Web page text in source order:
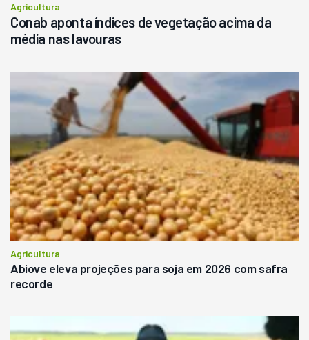
Agricultura
Conab aponta índices de vegetação acima da
média nas lavouras
Agricultura
Abiove eleva projeções para soja em 2026 com safra
recorde